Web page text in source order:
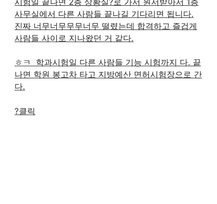
사무실에서 다른 사람들 끝나길 기다리면 됩니다.
진짜 너무너무무무너무 떨렸는데 합격하고 즐겁게
사람들 사이로 지나왔던 거 같다.
ㅎㅋ ​ 학과시험일 다른 사람들 기능 시험까지 다. 끝
나면 학원 봉고차 타고 지방예산 면허시험장으로 간
다.
?클릭